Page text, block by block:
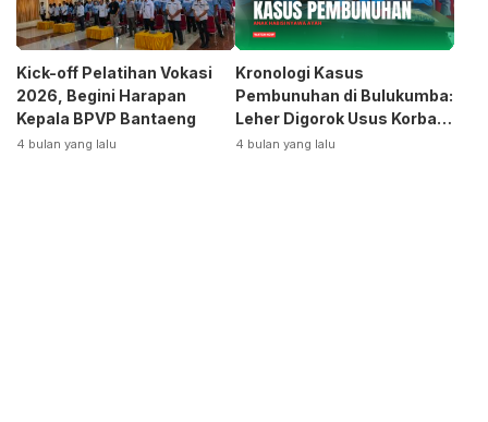
Kick-off Pelatihan Vokasi
2026, Begini Harapan
Kepala BPVP Bantaeng
4 bulan yang lalu
Kronologi Kasus
Pembunuhan di Bulukumba:
Leher Digorok Usus Korban
Dikeluarkan
4 bulan yang lalu